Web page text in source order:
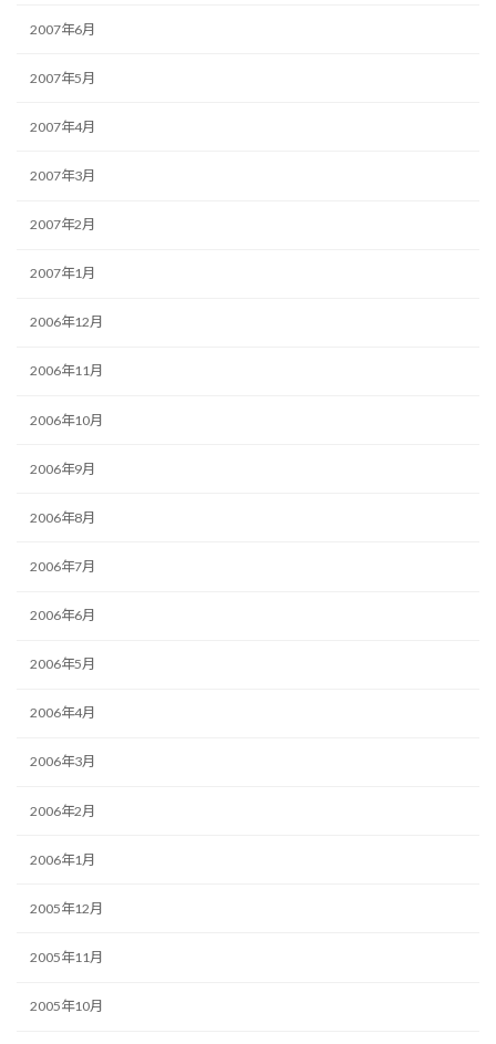
2007年6月
2007年5月
2007年4月
2007年3月
2007年2月
2007年1月
2006年12月
2006年11月
2006年10月
2006年9月
2006年8月
2006年7月
2006年6月
2006年5月
2006年4月
2006年3月
2006年2月
2006年1月
2005年12月
2005年11月
2005年10月